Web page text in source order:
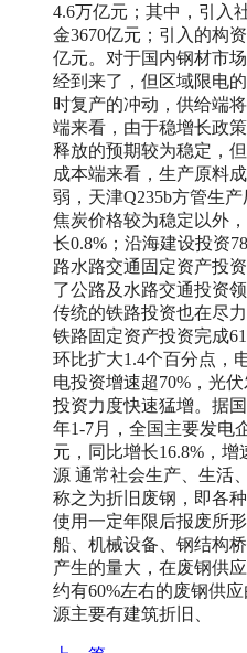
4.6万亿元；其中，引入
金3670亿元；引入的构
亿元。对于国内钢材市
经到来了， 但区域限电
时复产的冲动，供给端
端来看，由于稳增长政
释放的预期较为稳定，
成本端来看，生产原料
弱，天津Q235b方管生
焦炭价格较为稳定以外，
长0.8%；沿海建设投资
路水路交通固定资产投
了公路及水路交通投资
传统的铁路投资也在尽
铁路固定资产投资完成
环比扩大1.4个百分点 ，
电投资增速超70%，光
投资力度快速猛增。据
年1-7月，全国主要发电
元，同比增长16.8%，
源 通常社会生产、生活
称之为折旧废钢，即各
使用一定年限后报废所
船、机械设备、钢结构
产生的量大，在废钢供
约有60%左右的废钢供
源主要有建筑折旧、